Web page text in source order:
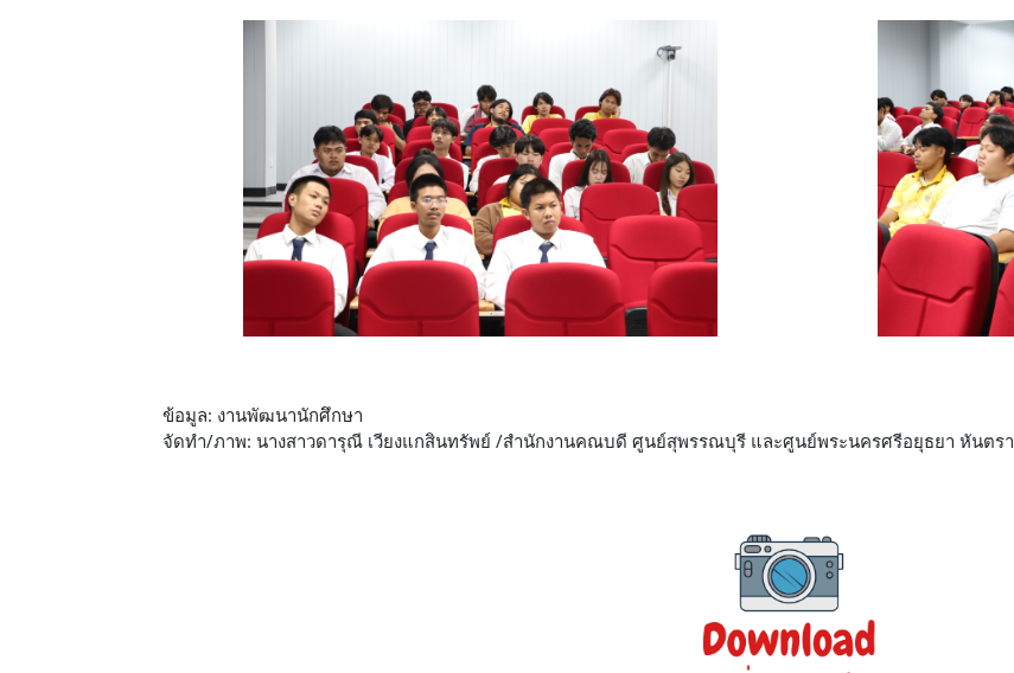
ข้อมูล: งานพัฒนานักศึกษา
จัดทำ/ภาพ: นางสาวดารุณี เวียงแกสินทรัพย์ /สำนักงานคณบดี ศูนย์สุพรรณบุรี และศูนย์พระนครศรีอยุธยา หันตรา